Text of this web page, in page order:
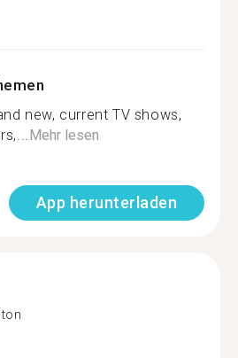
new, current TV shows,
Mehr lesen
App herunterladen